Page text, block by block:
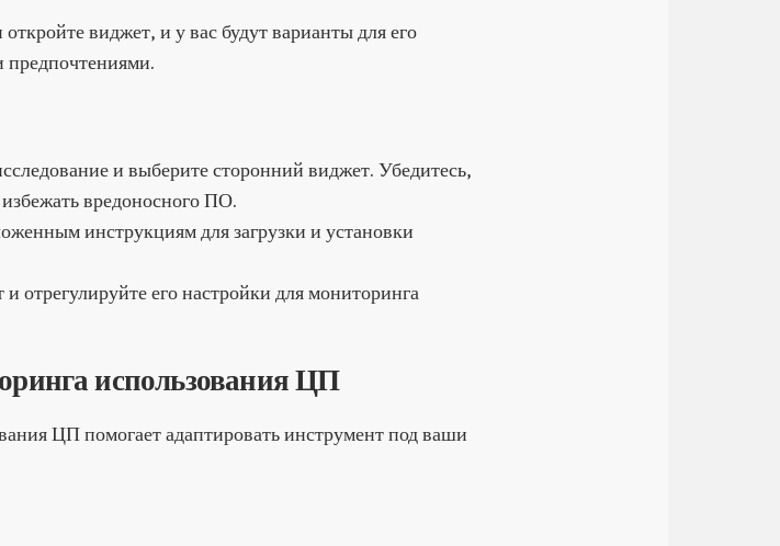
виджет, и у вас будут варианты для его
предпочтениями.
и выберите сторонний виджет. Убедитесь,
вредоносного ПО.
инструкциям для загрузки и установки
отрегулируйте его настройки для мониторинга
использования ЦП
ЦП помогает адаптировать инструмент под ваши